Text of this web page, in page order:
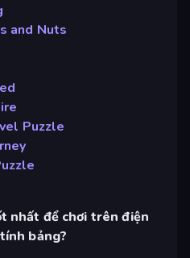
and Nuts
Puzzle
nhất để chơi trên điện
bảng?